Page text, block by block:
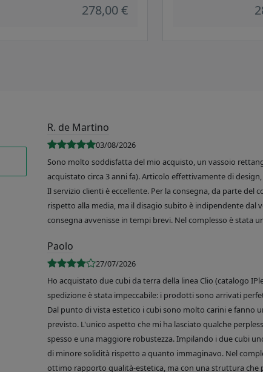
278,00 €
R. de Martino
03/08/2026
Sono molto soddisfatta del mio acquisto, un vassoio
acquistato circa 3 anni fa). Articolo effettivamente di
Il servizio clienti è eccellente. Per la consegna, da parte
rispetto alla media, ma il disagio subito è indipendente
consegna avvenisse in tempi brevi. Nel complesso è stata
Paolo
27/07/2026
Ho acquistato due cubi da terra della linea Clio (catalogo
spedizione è stata impeccabile: i prodotti sono arrivati
Dal punto di vista estetico i cubi sono molto carini e fanno
previsto. L'unico aspetto che mi ha lasciato qualche
spesso e una maggiore robustezza. Impilando i due cubi
di minore solidità rispetto a quanto immaginavo. Nel
ottimo rapporto qualità-estetica, ma con una struttura che